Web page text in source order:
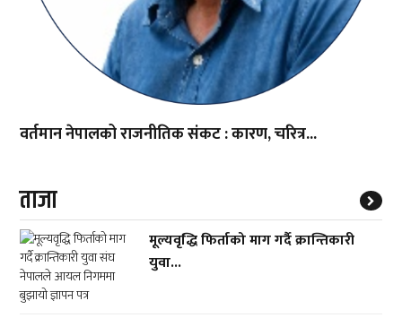
वर्तमान नेपालको राजनीतिक संकट : कारण, चरित्र...
ताजा
मूल्यवृद्धि फिर्ताको माग गर्दै क्रान्तिकारी
युवा...